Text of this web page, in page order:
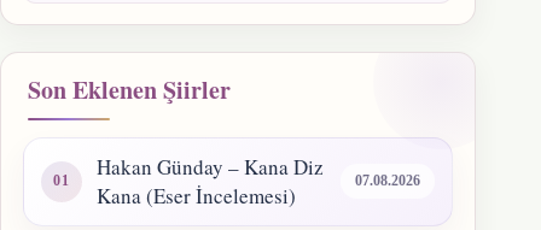
Son Eklenen Şiirler
Hakan Günday – Kana Diz
Kana (Eser İncelemesi)
07.08.2026